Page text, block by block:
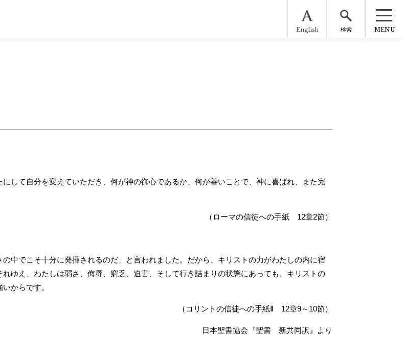
English 検索 MENU
して自分を変えていただき、何が神の御心であるか、何が善いことで、神に喜ばれ、また完
（ローマの信徒への手紙 12章2節）
中でこそ十分に発揮されるのだ」と言われました。だから、キリストの力がわたしの内に宿
ゆえ、わたしは弱さ、侮辱、窮乏、迫害、そして行き詰まりの状態にあっても、キリストの
からです。
（コリントの信徒への手紙Ⅱ 12章9～10節）
日本聖書協会『聖書 新共同訳』より